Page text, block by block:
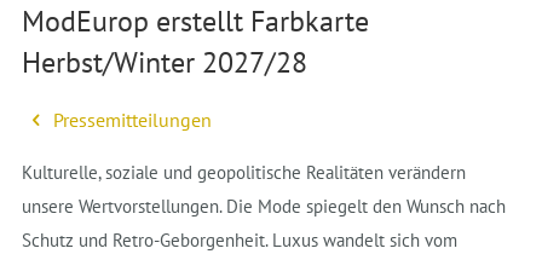
ModEurop erstellt Farbkarte
Herbst/Winter 2027/28
Pressemitteilungen
Kulturelle, soziale und geopolitische Realitäten verändern
unsere Wertvorstellungen. Die Mode spiegelt den Wunsch nach
Schutz und Retro-Geborgenheit. Luxus wandelt sich vom